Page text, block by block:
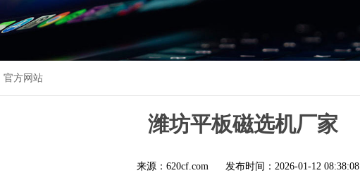
官方网站
潍坊平板磁选机厂家
来源：620cf.com 发布时间： 2026-01-12 08:38:08